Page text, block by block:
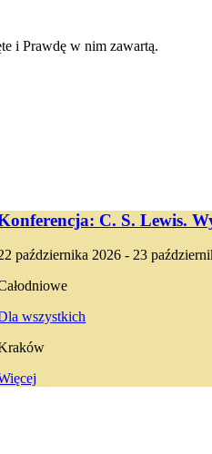
i Prawdę w nim zawartą.
C. S. Lewis.
października 2026 - 23
wszystkich